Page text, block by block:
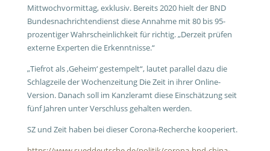
Mittwochvormittag, exklusiv. Bereits 2020 hielt der BND
Bundesnachrichtendienst diese Annahme mit 80 bis 95-
prozentiger Wahrscheinlichkeit für richtig. „Derzeit prüfen
externe Experten die Erkenntnisse.“
„Tiefrot als ‚Geheim‘ gestempelt“, lautet parallel dazu die
Schlagzeile der Wochenzeitung Die Zeit in ihrer Online-
Version. Danach soll im Kanzleramt diese Einschätzung seit
fünf Jahren unter Verschluss gehalten werden.
SZ und Zeit haben bei dieser Corona-Recherche kooperiert.